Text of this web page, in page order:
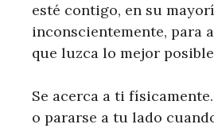
esté contigo, en su
inconscientemente, para
que luzca lo mejor
Se acerca a ti
o pararse a tu lado